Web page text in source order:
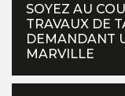
SOYEZ AU
TRAVAUX DE
DEMANDANT
MARVILLE